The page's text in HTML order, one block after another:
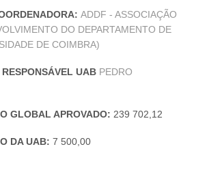
ADDF - ASSOCIAÇÃO
DO DEPARTAMENTO DE
DE COIMBRA)
UAB PEDRO
GLOBAL APROVADO: 239 702,12
DA UAB: 7 500,00